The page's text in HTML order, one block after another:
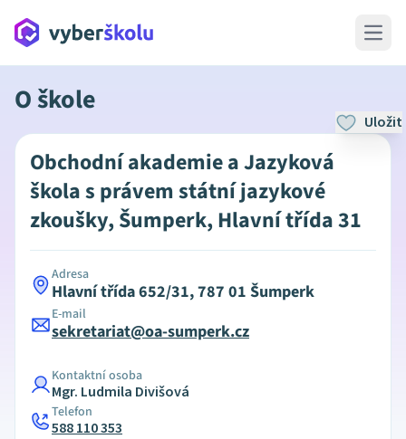
Open
O škole
Uložit
Obchodní akademie a Jazyková
škola s právem státní jazykové
zkoušky, Šumperk, Hlavní třída 31
Adresa
Hlavní třída 652/31, 787 01 Šumperk
E-mail
sekretariat@oa-sumperk.cz
Kontaktní osoba
Mgr. Ludmila Divišová
Telefon
588 110 353